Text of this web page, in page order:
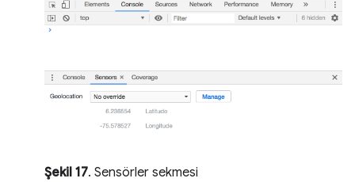
Şekil 17. Sensörler sekmesi